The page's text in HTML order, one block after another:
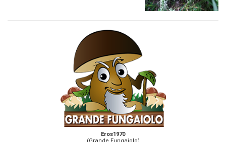
Eros1970
(Grande Fungaiolo)